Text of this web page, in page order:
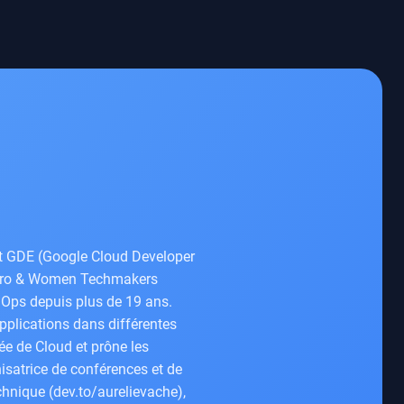
(Google Cloud Developer
& Women Techmakers
depuis plus de 19 ans.
dans différentes
de Cloud et prône les
de conférences et de
(dev.to/aurelievache),